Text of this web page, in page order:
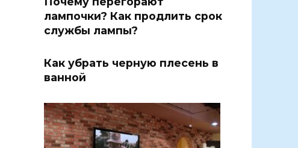
лампочки? Как продлить срок
службы лампы?
Как убрать черную плесень в
ванной